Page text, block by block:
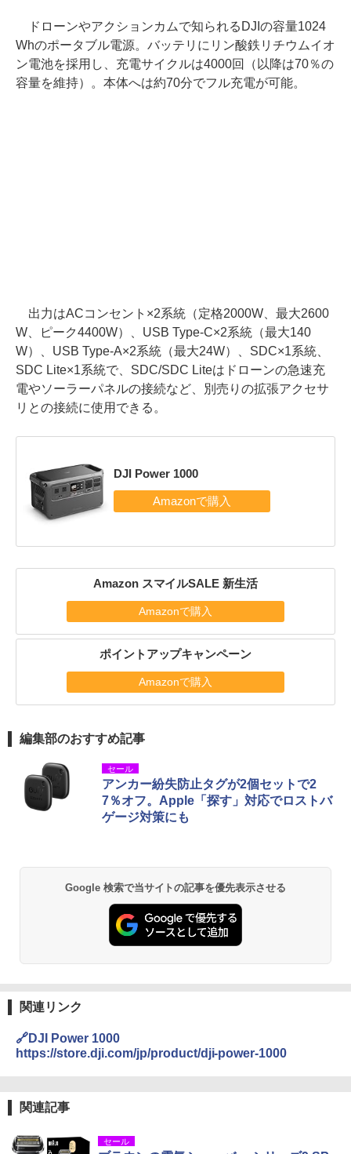
ドローンやアクションカムで知られるDJIの容量1024
Whのポータブル電源。バッテリにリン酸鉄リチウムイオ
ン電池を採用し、充電サイクルは4000回（以降は70％の
容量を維持）。本体へは約70分でフル充電が可能。
出力はACコンセント×2系統（定格2000W、最大2600
W、ピーク4400W）、USB Type-C×2系統（最大140
W）、USB Type-A×2系統（最大24W）、SDC×1系統、
SDC Lite×1系統で、SDC/SDC Liteはドローンの急速充
電やソーラーパネルの接続など、別売りの拡張アクセサ
リとの接続に使用できる。
DJI Power 1000
Amazon スマイルSALE 新生活
Amazonで購入
ポイントアップキャンペーン
Amazonで購入
編集部のおすすめ記事
セール
アンカー紛失防止タグが2個セットで2
7％オフ。Apple「探す」対応でロストバ
ゲージ対策にも
Google 検索で当サイトの記事を優先表示させる
関連リンク
🔗DJI Power 1000
https://store.dji.com/jp/product/dji-power-1000
関連記事
セール